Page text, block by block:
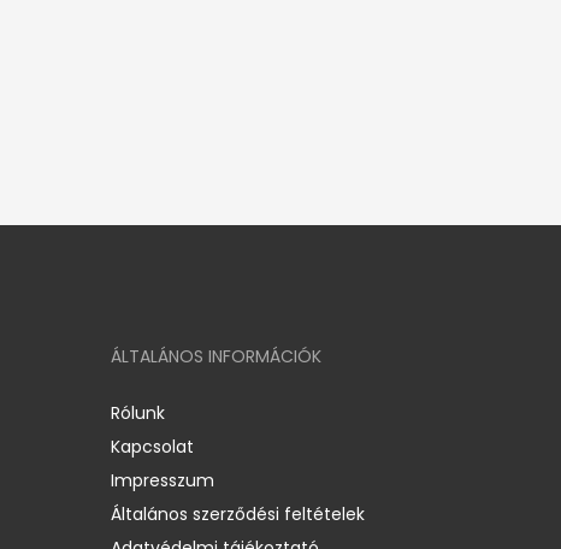
ÁLTALÁNOS INFORMÁCIÓK
Rólunk
Kapcsolat
Impresszum
Általános szerződési feltételek